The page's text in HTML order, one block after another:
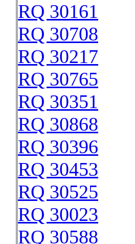
RQ 30161
RQ 30708
RQ 30217
RQ 30765
RQ 30351
RQ 30868
RQ 30396
RQ 30453
RQ 30525
RQ 30023
RQ 30588